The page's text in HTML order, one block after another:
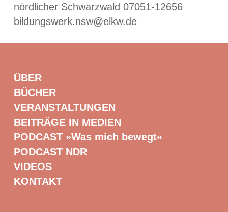
nördlicher Schwarzwald 07051-12656
bildungswerk.nsw@elkw.de
ÜBER
BÜCHER
VERANSTALTUNGEN
BEITRÄGE IN MEDIEN
PODCAST »Was mich bewegt«
PODCAST NDR
VIDEOS
KONTAKT